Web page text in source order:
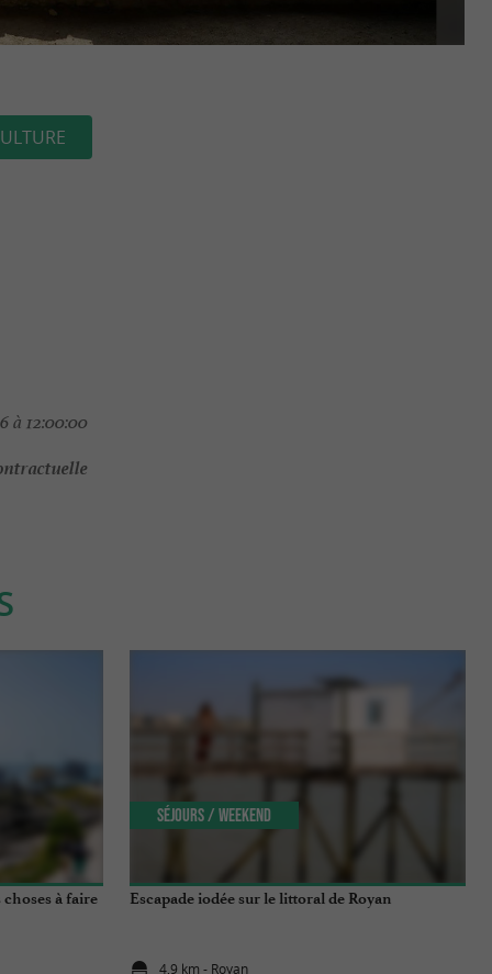
à 12:00:00
choses à faire
Escapade iodée sur le littoral de Royan
4,9 km - Royan
Séjours / Weekend